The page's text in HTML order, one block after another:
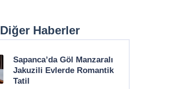
Diğer Haberler
Sapanca’da Göl Manzaralı
Jakuzili Evlerde Romantik
Tatil